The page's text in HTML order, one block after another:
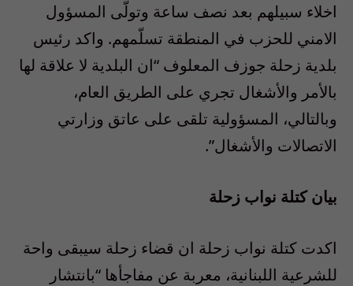
اخلاء سبيلهم بعد نصف ساعة وتولّى المسؤول
الامني للحزب في المنطقة تسلّمهم. واكد رئيس
بلدية زحلة جوزف المعلوف “ان البلدية لا علاقة لها
بالأمر والأشغال تجري على الطريق العام،
وبالتالي، المسؤولية تلقى على عاتق وزارتي
الاتصالات والأشغال”.
بيان كتلة نواب زحلة
اكدت كتلة نواب زحلة ان قضاء زحلة سيبقى واحة
للشرعية اللبنانية، معربة عن مفاجأها “بانتشار